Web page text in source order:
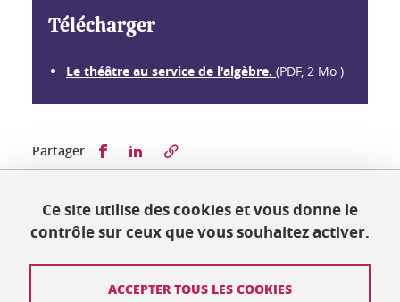
Télécharger
Le théâtre au service de l'algèbre. (PDF, 2 Mo )
Partager Partager sur Facebook
Partager sur LinkedIn
Publié le 16 décembre 2023
Mis à jour le 16 décembre 2023
Ce site utilise des cookies et vous donne le
contrôle sur ceux que vous souhaitez activer.
ACCEPTER TOUS LES COOKIES